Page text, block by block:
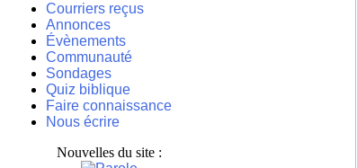
Courriers reçus
Annonces
Évènements
Communauté
Sondages
Quiz biblique
Faire connaissance
Nous écrire
Nouvelles du site :